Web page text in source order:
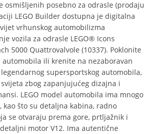
osmišljenih posebno za odrasle (prodaju
LEGO Builder dostupna je digitalna
vrhunskog automobilizma
vozila za odrasle LEGO® Icons
5000 Quattrovalvole (10337). Poklonite
ili krenite na nezaboravan
supersportskog automobila,
zbog zapanjujućeg dizajna i
LEGO model automobila ima mnogo
što su detaljna kabina, radno
se otvaraju prema gore, prtljažnik i
motor V12. Ima autentične